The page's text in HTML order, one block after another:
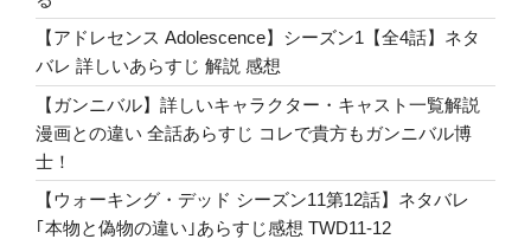
り
シ
ャ
ツ！
Lyra
が
絶
【アドレセンス Adolescence】シーズン1【全4話】ネタ
バレ 詳しいあらすじ 解説 感想
【ガンニバル】詳しいキャラクター・キャスト一覧解説
漫画との違い 全話あらすじ コレで貴方もガンニバル博
士！
【ウォーキング・デッド シーズン11第12話】ネタバレ
｢本物と偽物の違い｣あらすじ感想 TWD11-12